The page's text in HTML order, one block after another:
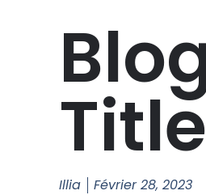
Title
Illia Février 28, 2023